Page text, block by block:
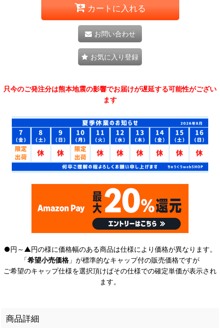
カートに入れる
お問い合わせ
お気に入り登録
只今のご発注分は熊本地震の影響でお届けが遅延する可能性がござい
ます
●円～▲円の様に価格幅のある商品は仕様により価格が異なります。
「希望小売価格 」が標準的なキャップ付の販売価格ですが
ご希望のキャップ仕様を選択頂けばその仕様での確定単価が表示され
ます。
商品詳細